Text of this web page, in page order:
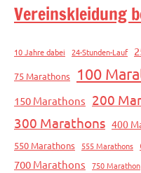
Vereinskleidung
10 Jahre dabei 24-Stunden-Lauf
75 Marathons 100
150 Marathons 200
300 Marathons 400
550 Marathons
555 Marathons
700 Marathons 750 Marathon